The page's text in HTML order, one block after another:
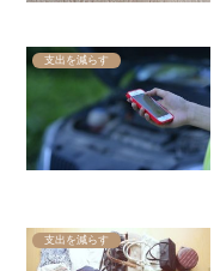
支出を減らす
支出を減らす